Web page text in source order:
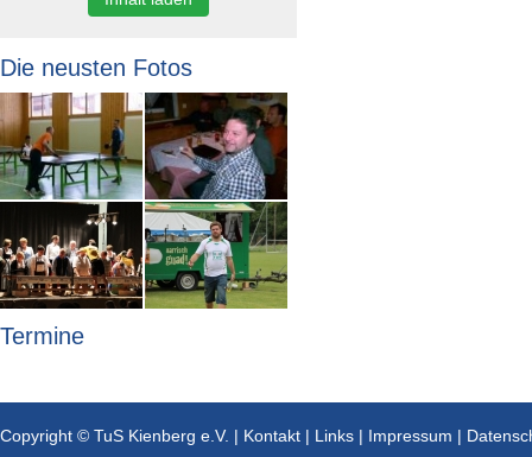
Die neusten Fotos
Termine
Copyright © TuS Kienberg e.V. | Kontakt | Links | Impressum |